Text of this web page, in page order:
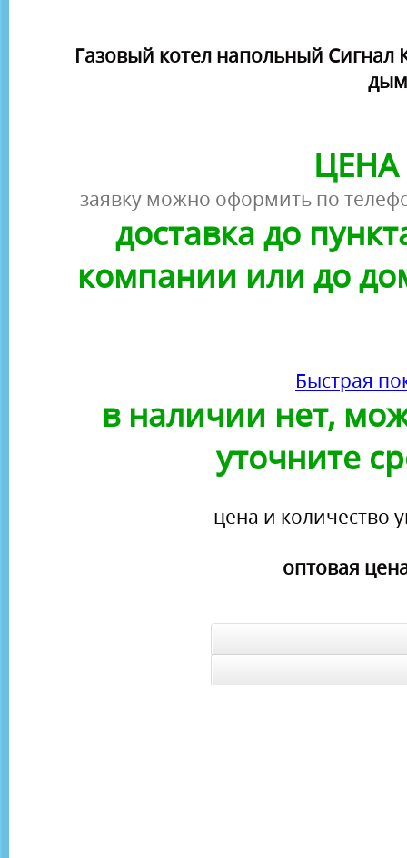
Газовый котел напольный
ЦЕНА
заявку можно оформить по
доставка до
компании или до
Быстрая
в наличии нет,
уточните
цена и количество
оптовая